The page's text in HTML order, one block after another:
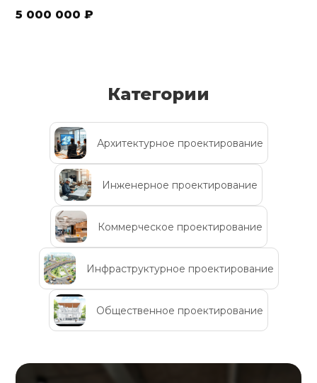
5 000 000 ₽
Категории
Архитектурное проектирование
Инженерное проектирование
Коммерческое проектирование
Инфраструктурное проектирование
Общественное проектирование